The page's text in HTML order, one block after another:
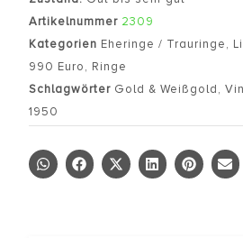
Artikelnummer 2309
Kategorien Eheringe / Trauringe,
990 Euro, Ringe
Schlagwörter Gold & Weißgold,
1950